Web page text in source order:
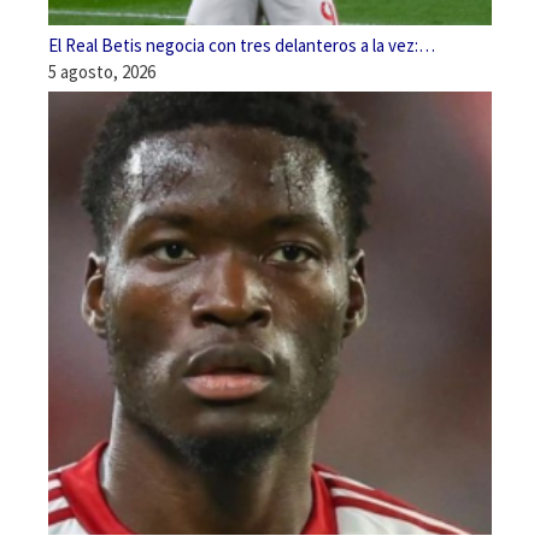
El Real Betis negocia con tres delanteros a la vez:…
5 agosto, 2026